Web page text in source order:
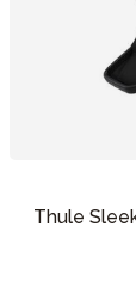
Thule